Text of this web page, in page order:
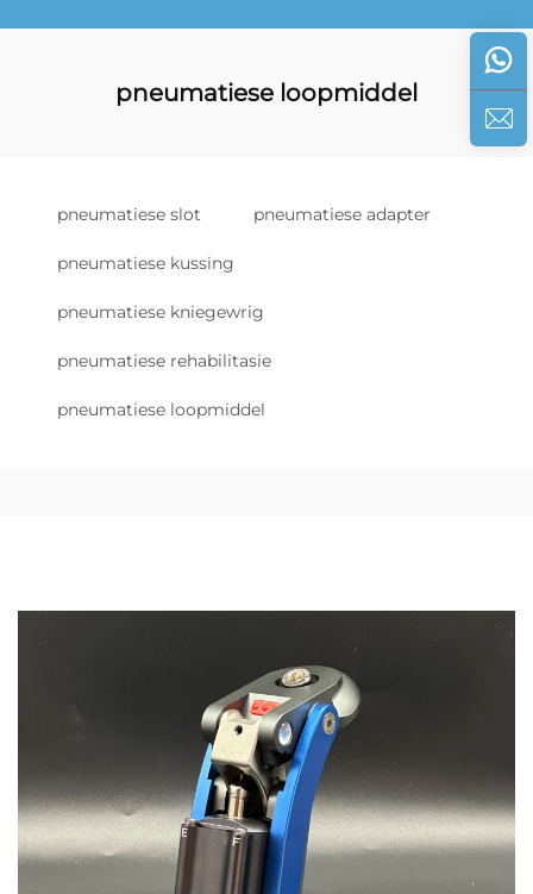
pneumatiese loopmiddel
pneumatiese slot pneumatiese adapter
pneumatiese kussing
pneumatiese kniegewrig
pneumatiese rehabilitasie
pneumatiese loopmiddel